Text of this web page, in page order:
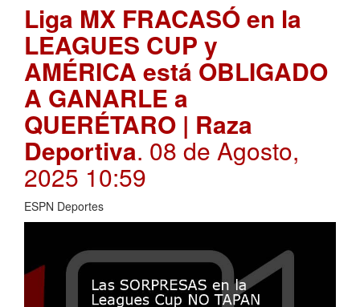
Liga MX FRACASÓ en la
LEAGUES CUP y
AMÉRICA está OBLIGADO
A GANARLE a
QUERÉTARO | Raza
Deportiva. 08 de Agosto,
2025 10:59
ESPN Deportes